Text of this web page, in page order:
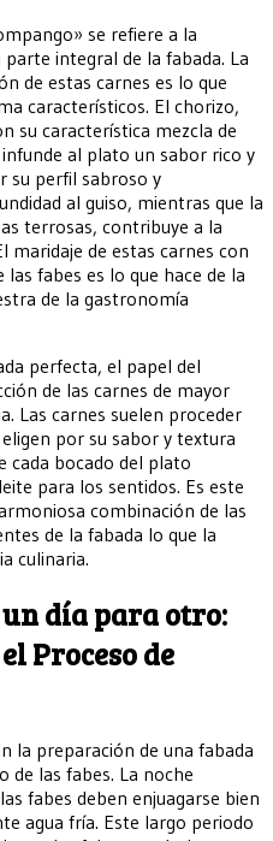
se refiere a la
integral de la fabada. La
de estas carnes es lo que
característicos. El chorizo,
su característica mezcla de
al plato un sabor rico y
su perfil sabroso y
al guiso, mientras que la
terrosas, contribuye a la
maridaje de estas carnes con
fabes es lo que hace de la
de la gastronomía
perfecta, el papel del
de las carnes de mayor
Las carnes suelen proceder
por su sabor y textura
cada bocado del plato
para los sentidos. Es este
combinación de las
de la fabada lo que la
culinaria.
día para otro:
Proceso de
la preparación de una fabada
de las fabes. La noche
fabes deben enjuagarse bien
agua fría. Este largo periodo